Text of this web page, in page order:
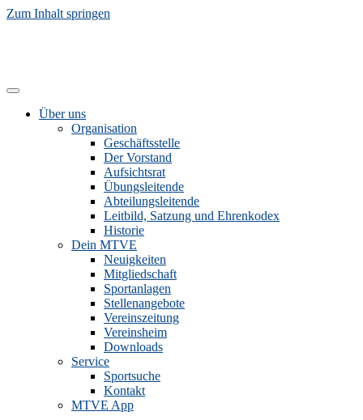
Zum Inhalt springen
Über uns
Organisation
Geschäftsstelle
Der Vorstand
Aufsichtsrat
Übungsleitende
Abteilungsleitende
Leitbild, Satzung und Ehrenkodex
Historie
Dein MTVE
Neuigkeiten
Mitgliedschaft
Sportanlagen
Stellenangebote
Vereinszeitung
Vereinsheim
Downloads
Service
Sportsuche
Kontakt
MTVE App